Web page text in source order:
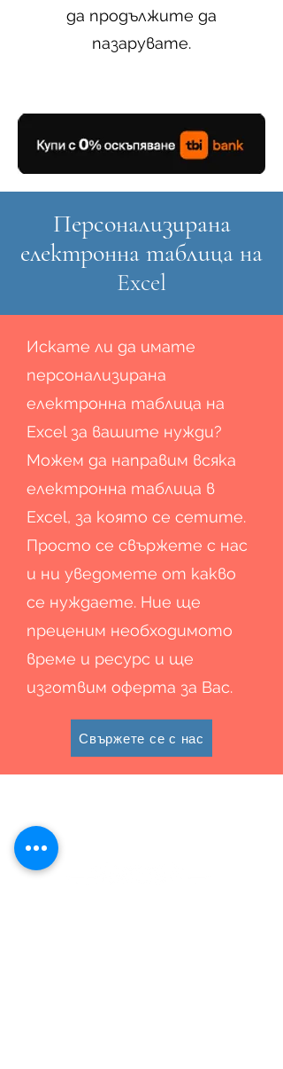
да продължите да
пазарувате.
Персонализирана
електронна таблица на
Excel
Искате ли да имате
персонализирана
електронна таблица на
Excel за вашите нужди?
Можем да направим всяка
електронна таблица в
Excel, за която се сетите.
Просто се свържете с нас
и ни уведомете от какво
се нуждаете. Ние ще
преценим необходимото
време и ресурс и ще
изготвим оферта за Вас.
Свържете се с нас